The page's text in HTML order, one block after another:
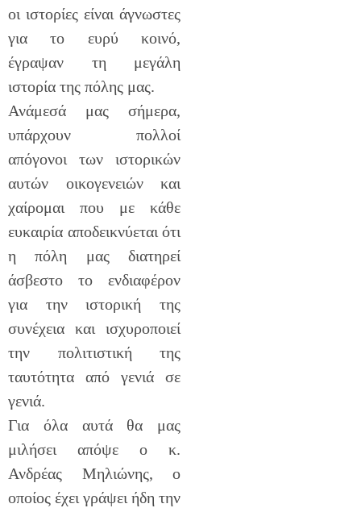
οι ιστορίες είναι άγνωστες
για το ευρύ κοινό,
έγραψαν τη μεγάλη
ιστορία της πόλης μας.
Ανάμεσά μας σήμερα,
υπάρχουν πολλοί
απόγονοι των ιστορικών
αυτών οικογενειών και
χαίρομαι που με κάθε
ευκαιρία αποδεικνύεται ότι
η πόλη μας διατηρεί
άσβεστο το ενδιαφέρον
για την ιστορική της
συνέχεια και ισχυροποιεί
την πολιτιστική της
ταυτότητα από γενιά σε
γενιά.
Για όλα αυτά θα μας
μιλήσει απόψε ο κ.
Ανδρέας Μηλιώνης, ο
οποίος έχει γράψει ήδη την